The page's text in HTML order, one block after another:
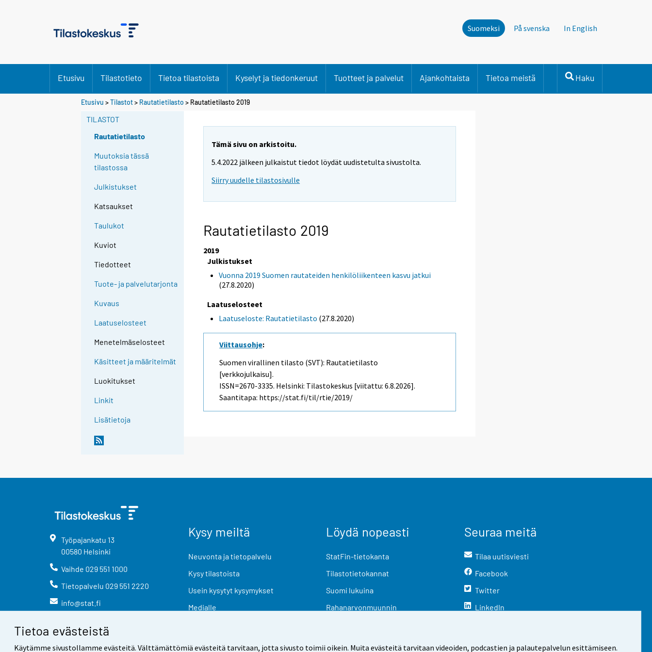
Tietoa evästeistä
Käytämme sivustollamme evästeitä. Välttämättömiä evästeitä tarvitaan, jotta sivusto toimii oikein. Muita evästeitä tarvitaan videoiden, podcastien ja palautepalvelun esittämiseen.
Suomeksi På svenska In English
Etusivu Tilastotieto Tietoa tilastoista Kyselyt ja tiedonkeruut Tuotteet ja palvelut Ajankohtaista Tietoa meistä Haku
Etusivu >Tilastot> Rautatietilasto > Rautatietilasto 2019
TILASTOT
Rautatietilasto
Muutoksia tässä
tilastossa
Julkistukset
Katsaukset
Taulukot
Kuviot
Tiedotteet
Tuote- ja palvelutarjonta
Kuvaus
Laatuselosteet
Menetelmäselosteet
Käsitteet ja määritelmät
Luokitukset
Linkit
Lisätietoja
Tämä sivu on arkistoitu.
5.4.2022 jälkeen julkaistut tiedot löydät uudistetulta sivustolta.
Siirry uudelle tilastosivulle
Rautatietilasto 2019
2019
Julkistukset
Vuonna 2019 Suomen rautateiden henkilöliikenteen kasvu jatkui
(27.8.2020)
Laatuselosteet
Laatuseloste: Rautatietilasto (27.8.2020)
Viittausohje:
Suomen virallinen tilasto (SVT): Rautatietilasto
[verkkojulkaisu].
ISSN=2670-3335. Helsinki: Tilastokeskus [viitattu: 6.8.2026].
Saantitapa: https://stat.fi/til/rtie/2019/
Työpajankatu 13
00580 Helsinki
Vaihde 029 551 1000
Tietopalvelu 029 551 2220
info@stat.fi
Kysy meiltä
Neuvonta ja tietopalvelu
Kysy tilastoista
Usein kysytyt kysymykset
Medialle
Löydä nopeasti
StatFin-tietokanta
Tilastotietokannat
Suomi lukuina
Rahanarvonmuunnin
Seuraa meitä
Tilaa uutisviesti
Facebook
Twitter
LinkedIn